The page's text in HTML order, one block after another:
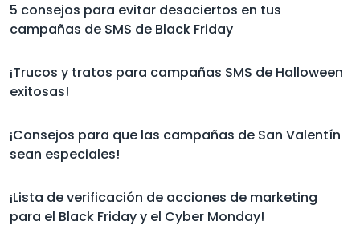
5 consejos para evitar desaciertos en tus
campañas de SMS de Black Friday
¡Trucos y tratos para campañas SMS de Halloween
exitosas!
¡Consejos para que las campañas de San Valentín
sean especiales!
¡Lista de verificación de acciones de marketing
para el Black Friday y el Cyber Monday!